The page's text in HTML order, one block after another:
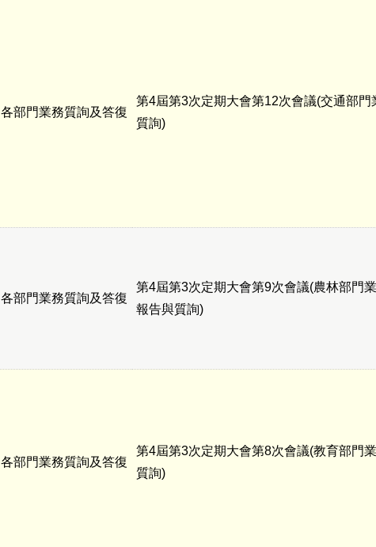
各部門業務質詢及答復
第4屆第3次定期大會第12次會議(交通部門
質詢)
各部門業務質詢及答復
第4屆第3次定期大會第9次會議(農林部門
報告與質詢)
各部門業務質詢及答復
第4屆第3次定期大會第8次會議(教育部門
質詢)